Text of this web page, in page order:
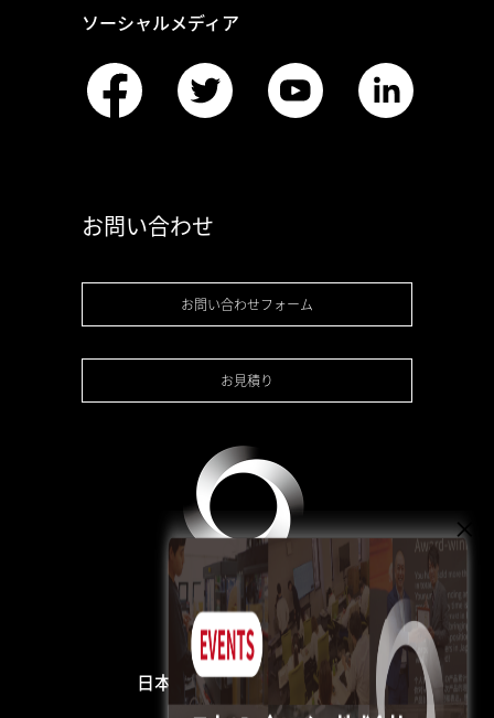
ソーシャルメディア
お問い合わせ
お問い合わせフォーム
お見積り
日本3Dプリンター株式会社